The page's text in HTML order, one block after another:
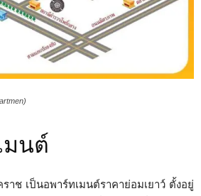
มนต์
าช เป็นอพาร์ทเมนต์ราคาย่อมเยาว์ ตั้งอยู่